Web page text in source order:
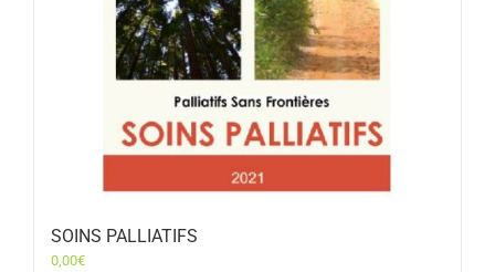
SOINS PALLIATIFS
0,00€